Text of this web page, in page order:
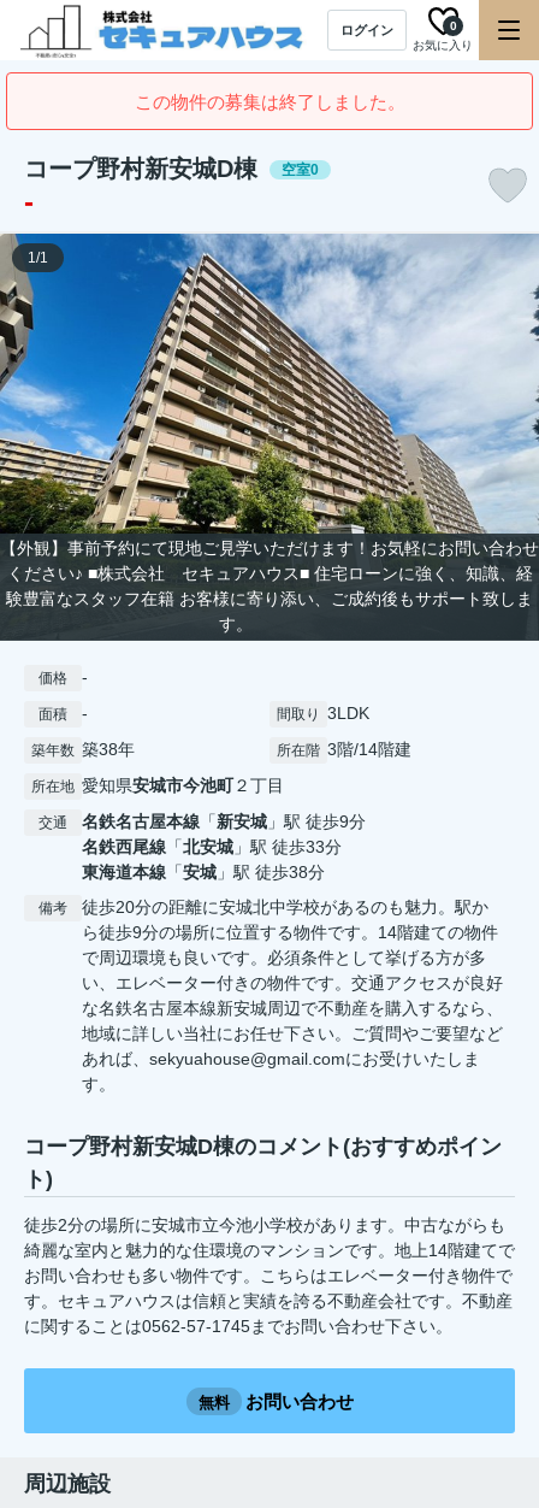
ログイン
お気に入り
0
この物件の募集は終了しました。
コープ野村新安城D棟 空室0
-
【外観】事前予約にて現地ご見学いただけます！お気軽にお問い合わせ
ください♪ ■株式会社 セキュアハウス■ 住宅ローンに強く、知識、経
験豊富なスタッフ在籍 お客様に寄り添い、ご成約後もサポート致しま
す。
1/1
価格 -
面積 - 間取り 3LDK
築年数 築38年 所在階 3階/14階建
所在地 愛知県安城市今池町２丁目
交通 名鉄名古屋本線 「新安城 」駅 徒歩9分
名鉄西尾線 「北安城 」駅 徒歩33分
東海道本線 「安城 」駅 徒歩38分
備考
徒歩20分の距離に安城北中学校があるのも魅力。駅か
ら徒歩9分の場所に位置する物件です。14階建ての物件
で周辺環境も良いです。必須条件として挙げる方が多
い、エレベーター付きの物件です。交通アクセスが良好
な名鉄名古屋本線新安城周辺で不動産を購入するなら、
地域に詳しい当社にお任せ下さい。ご質問やご要望など
あれば、sekyuahouse@gmail.comにお受けいたしま
す。
コープ野村新安城D棟のコメント(おすすめポイン
ト)
徒歩2分の場所に安城市立今池小学校があります。中古ながらも
綺麗な室内と魅力的な住環境のマンションです。地上14階建てで
お問い合わせも多い物件です。こちらはエレベーター付き物件で
す。セキュアハウスは信頼と実績を誇る不動産会社です。不動産
に関することは0562-57-1745までお問い合わせ下さい。
無料 お問い合わせ
周辺施設